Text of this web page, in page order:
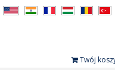
Twój